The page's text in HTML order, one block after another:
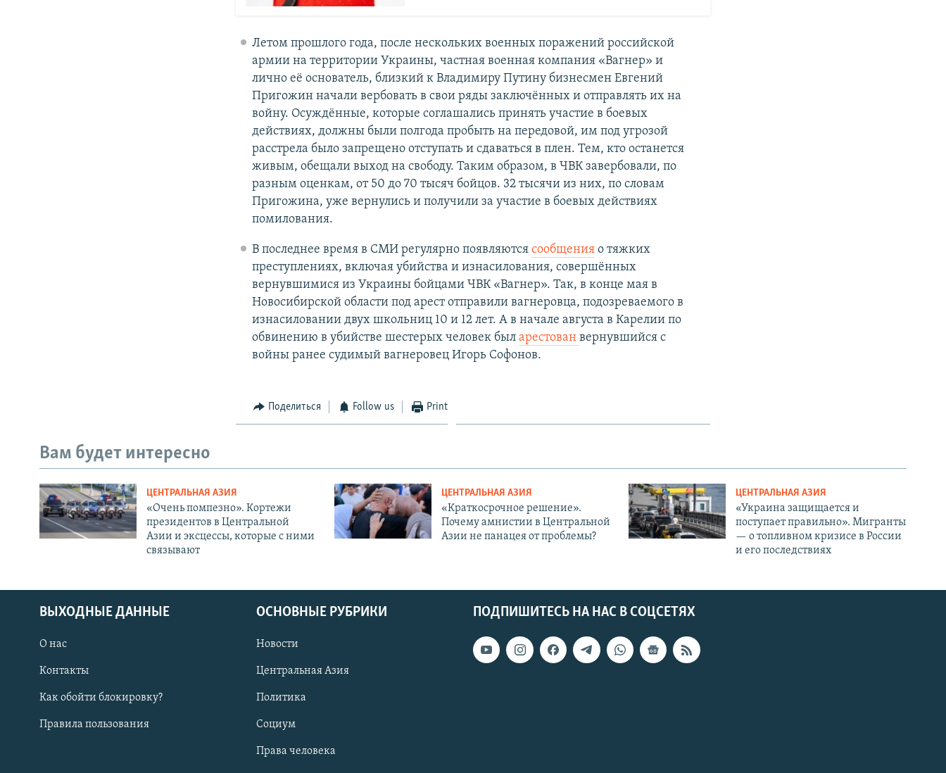
Летом прошлого года, после нескольких военных поражений российской
армии на территории Украины, частная военная компания «Вагнер» и
лично её основатель, близкий к Владимиру Путину бизнесмен Евгений
Пригожин начали вербовать в свои ряды заключённых и отправлять их на
войну. Осуждённые, которые соглашались принять участие в боевых
действиях, должны были полгода пробыть на передовой, им под угрозой
расстрела было запрещено отступать и сдаваться в плен. Тем, кто останется
живым, обещали выход на свободу. Таким образом, в ЧВК завербовали, по
разным оценкам, от 50 до 70 тысяч бойцов. 32 тысячи из них, по словам
Пригожина, уже вернулись и получили за участие в боевых действиях
помилования.
В последнее время в СМИ регулярно появляются сообщенияо тяжких
преступлениях, включая убийства и изнасилования, совершённых
вернувшимися из Украины бойцами ЧВК «Вагнер». Так, в конце мая в
Новосибирской области под арест отправили вагнеровца, подозреваемого в
изнасиловании двух школьниц 10 и 12 лет. А в начале августа в Карелии по
обвинению в убийстве шестерых человек был арестован вернувшийся с
войны ранее судимый вагнеровец Игорь Софонов.
Поделиться Follow us Print
Вам будет интересно
ЦЕНТРАЛЬНАЯ АЗИЯ
«Очень помпезно». Кортежи
президентов в Центральной
Азии и эксцессы, которые с ними
связывают
ЦЕНТРАЛЬНАЯ АЗИЯ
«Краткосрочное решение».
Почему амнистии в Центральной
Азии не панацея от проблемы?
ЦЕНТРАЛЬНАЯ АЗИЯ
«Украина защищается и
поступает правильно». Мигранты
— о топливном кризисе в России
и его последствиях
ПОДПИШИТЕСЬ НА НАС В СОЦСЕТЯХ
ВЫХОДНЫЕ ДАННЫЕ
О нас
Контакты
Как обойти блокировку?
Правила пользования
ОСНОВНЫЕ РУБРИКИ
Новости
Центральная Азия
Политика
Социум
Права человека